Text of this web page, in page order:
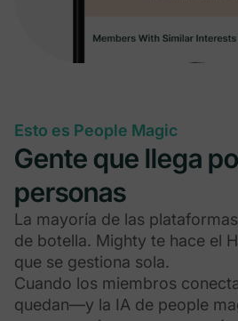
Esto es People Magic
Gente que llega
personas
La mayoría de las
de botella. Mighty te hace el
que se gestiona sola.
Cuando los miembros
quedan—y la IA de people